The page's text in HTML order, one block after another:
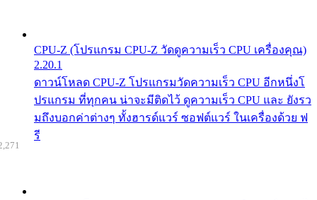
CPU-Z (โปรแกรม CPU-Z วัดดูความเร็ว CPU เครื่องคุณ)
2.20.1
ดาวน์โหลด CPU-Z โปรแกรมวัดความเร็ว CPU อีกหนึ่งโ
ปรแกรม ที่ทุกคน น่าจะมีติดไว้ ดูความเร็ว CPU และ ยังรว
มถึงบอกค่าต่างๆ ทั้งฮารด์แวร์ ซอฟต์แวร์ ในเครื่องด้วย ฟ
รี